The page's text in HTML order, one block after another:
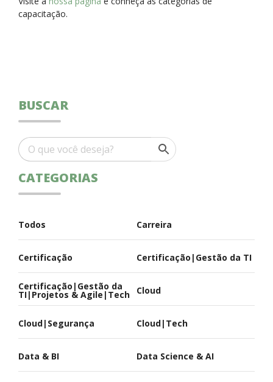
capacitação.
BUSCAR
CATEGORIAS
Todos Carreira
Certificação Certificação|Gestão da TI
Certificação|Gestão da
TI|Projetos & Agile|Tech Cloud
Cloud|Segurança Cloud|Tech
Data & BI Data Science & AI